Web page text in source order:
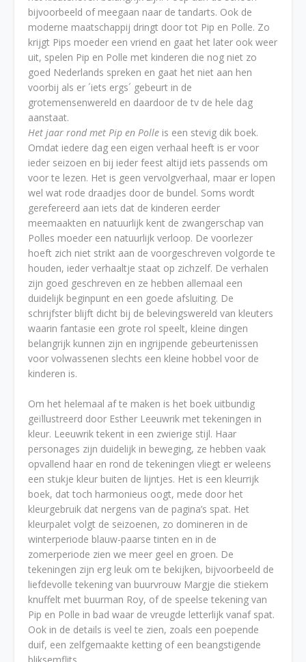
bijvoorbeeld of meegaan naar de tandarts. Ook de
moderne maatschappij dringt door tot Pip en Polle. Zo
krijgt Pips moeder een vriend en gaat het later ook weer
uit, spelen Pip en Polle met kinderen die nog niet zo
goed Nederlands spreken en gaat het niet aan hen
voorbij als er ´iets ergs´ gebeurt in de
grotemensenwereld en daardoor de tv de hele dag
aanstaat.
Het jaar rond met Pip en Polle is een stevig dik boek.
Omdat iedere dag een eigen verhaal heeft is er voor
ieder seizoen en bij ieder feest altijd iets passends om
voor te lezen. Het is geen vervolgverhaal, maar er lopen
wel wat rode draadjes door de bundel. Soms wordt
gerefereerd aan iets dat de kinderen eerder
meemaakten en natuurlijk kent de zwangerschap van
Polles moeder een natuurlijk verloop. De voorlezer
hoeft zich niet strikt aan de voorgeschreven volgorde te
houden, ieder verhaaltje staat op zichzelf. De verhalen
zijn goed geschreven en ze hebben allemaal een
duidelijk beginpunt en een goede afsluiting. De
schrijfster blijft dicht bij de belevingswereld van kleuters
waarin fantasie een grote rol speelt, kleine dingen
belangrijk kunnen zijn en ingrijpende gebeurtenissen
voor volwassenen slechts een kleine hobbel voor de
kinderen is.
Om het helemaal af te maken is het boek uitbundig
geïllustreerd door Esther Leeuwrik met tekeningen in
kleur. Leeuwrik tekent in een zwierige stijl. Haar
personages zijn duidelijk in beweging, ze hebben vaak
opvallend haar en rond de tekeningen vliegt er weleens
een stukje kleur buiten de lijntjes. Het is een kleurrijk
boek, dat toch harmonieus oogt, mede door het
kleurgebruik dat nergens van de pagina’s spat. Het
kleurpalet volgt de seizoenen, zo domineren in de
winterperiode blauw-paarse tinten en in de
zomerperiode zien we meer geel en groen. De
tekeningen zijn erg leuk om te bekijken, bijvoorbeeld de
liefdevolle tekening van buurvrouw Margje die stiekem
knuffelt met buurman Roy, of de speelse tekening van
Pip en Polle in bad waar de vreugde letterlijk vanaf spat.
Ook in de details is veel te zien, zoals een poepende
duif, een zelfgemaakte ketting of een beangstigende